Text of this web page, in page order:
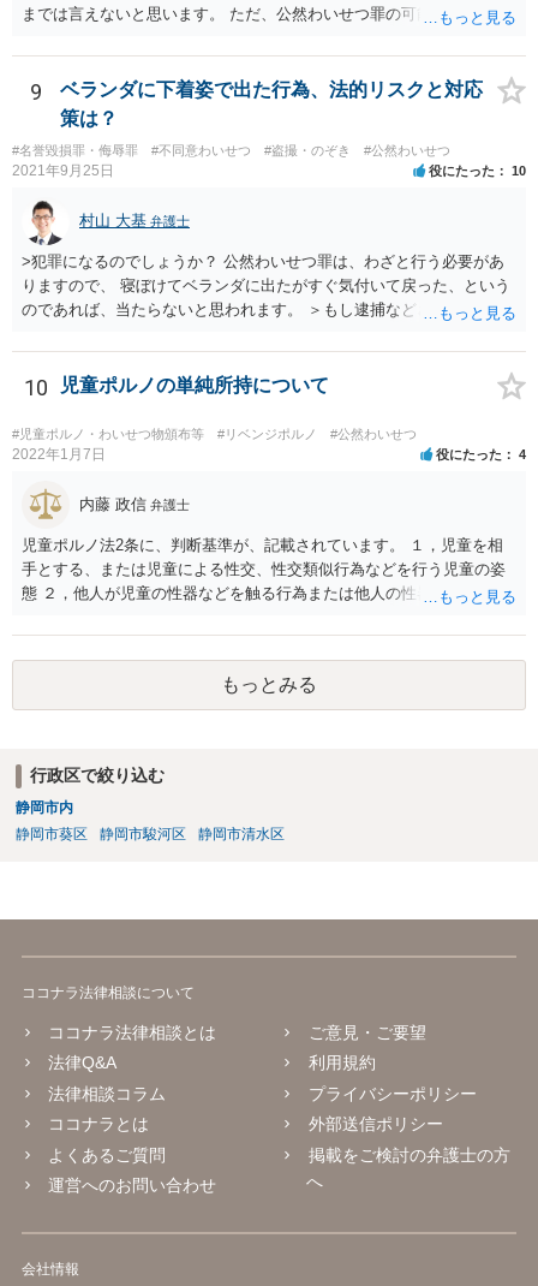
までは言えないと思います。 ただ、公然わいせつ罪の可能性がありま
9
ベランダに下着姿で出た行為、法的リスクと対応
策は？
#名誉毀損罪・侮辱罪 #不同意わいせつ #盗撮・のぞき #公然わいせつ
2021年9月25日 役にたった 10
村山 大基 弁護士
>犯罪になるのでしょうか？ 公然わいせつ罪は、わざと行う必要があ
りますので、 寝ぼけてベランダに出たがすぐ気付いて戻った、という
のであれば、当たらないと思われます。 ＞もし逮捕などされたらどう
う。 当番弁護士というのは、捕まったばかりの方に会いに行き、 無料
で１回助言してくれる弁護士のことです。 ただ、お書きいただいた事
10 児童ポルノの単純所持について
#児童ポルノ・わいせつ物頒布等 #リベンジポルノ #公然わいせつ
2022年1月7日 役にたった 4
内藤 政信 弁護士
児童ポルノ法2条に、判断基準が、記載されています。 １，児童を相
手とする、または児童による性交、性交類似行為などを行う児童の姿
態 ２，他人が児童の性器などを触る行為または他人の性器などを触る
るもの ３、衣服の全部または一部を着けない児童の姿態であり、殊更
に児童の性的な部位(性器・性器の周辺・臀部・胸部)が露出または強調
されているものであり、性欲を興奮させる、または刺激するもの これ
らにあたらないという判断でしょう。 したがって、入手しても問題な
もっとみる
行政区で絞り込む
静岡市内
静岡市葵区
静岡市駿河区 静岡市清水区
ココナラ法律相談について
ココナラ法律相談とは
法律Q&A
法律相談コラム
ココナラとは
よくあるご質問
運営へのお問い合わせ
ご意見・ご要望
利用規約
プライバシーポリシー
外部送信ポリシー
掲載をご検討の弁護士の方
へ
会社情報